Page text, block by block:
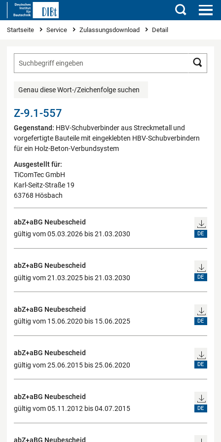
Suchen
Sie sind hier
Startseite Service Zulassungsdownload Detail
Genau diese Wort-/Zeichenfolge suchen
Z-9.1-557
Gegenstand: HBV-Schubverbinder aus Streckmetall und
vorgefertigte Bauteile mit eingeklebten HBV-Schubverbindern
für ein Holz-Beton-Verbundsystem
Ausgestellt für:
TiComTec GmbH
Karl-Seitz-Straße 19
63768 Hösbach
abZ+aBG Neubescheid
gültig vom 05.03.2026 bis 21.03.2030
DE
abZ+aBG Neubescheid
gültig vom 21.03.2025 bis 21.03.2030
DE
abZ+aBG Neubescheid
gültig vom 15.06.2020 bis 15.06.2025
DE
abZ+aBG Neubescheid
gültig vom 25.06.2015 bis 25.06.2020
DE
abZ+aBG Neubescheid
gültig vom 05.11.2012 bis 04.07.2015
DE
abZ+aBG Neubescheid